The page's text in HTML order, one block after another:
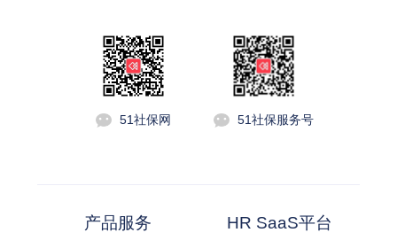
51社保网 51社保服务号
产品服务 HR SaaS平台